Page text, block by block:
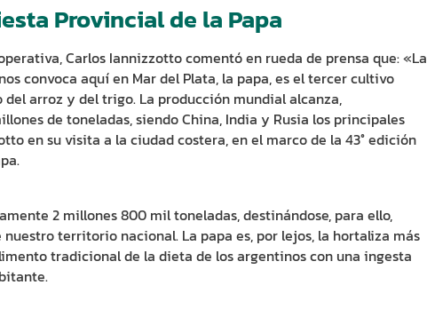
Provincial de la Papa
Carlos Iannizzotto comentó en rueda de prensa que: «La
convoca aquí en Mar del Plata, la papa, es el tercer cultivo
arroz y del trigo. La producción mundial alcanza,
de toneladas, siendo China, India y Rusia los principales
en su visita a la ciudad costera, en el marco de la 43° edición
2 millones 800 mil toneladas, destinándose, para ello,
territorio nacional. La papa es, por lejos, la hortaliza más
tradicional de la dieta de los argentinos con una ingesta